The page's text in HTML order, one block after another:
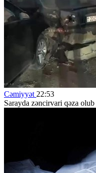
Cəmiyyət 22:53
Sarayda zəncirvari qəza olub